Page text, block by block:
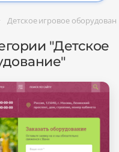
Детское игровое
"Детское